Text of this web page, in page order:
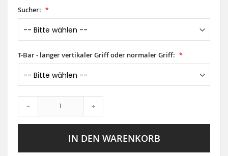
Sucher:
T-Bar - langer vertikaler Griff oder normaler Griff:
- +
IN DEN WARENKORB